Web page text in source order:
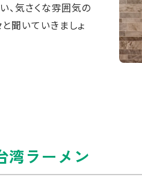
、気さくな雰囲気の
聞いていきましょ
湾ラーメン